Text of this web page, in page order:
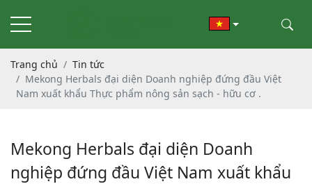
Trang chủ
Tin tức
Mekong Herbals đại diện Doanh nghiệp đứng đầu Việt
Nam xuất khẩu Thực phẩm nông sản sạch - hữu cơ .
Mekong Herbals đại diện Doanh
nghiệp đứng đầu Việt Nam xuất khẩu